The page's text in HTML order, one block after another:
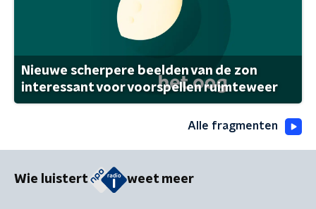
Nieuwe scherpere beelden van de zon
interessant voor voorspellen ruimteweer
Alle fragmenten
Wie luistert weet meer